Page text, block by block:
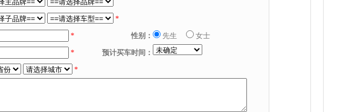
*
* 性别： 先生
女士
*
预计买车时间：
*